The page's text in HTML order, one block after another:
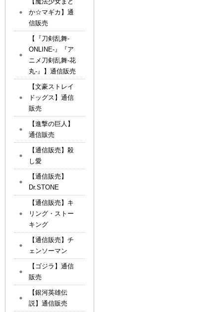
か☆マギカ】通
信販売
【『刀剣乱舞-
ONLINE-』『ア
ニメ刀剣乱舞-花
丸-』】通信販売
【文豪ストレイ
ドッグス】通信
販売
【進撃の巨人】
通信販売
【通信販売】殺
し愛
【通信販売】
Dr.STONE
【通信販売】キ
リング・ストー
キング
【通信販売】チ
ェンソーマン
【ゴジラ】通信
販売
【銀河英雄伝
説】通信販売